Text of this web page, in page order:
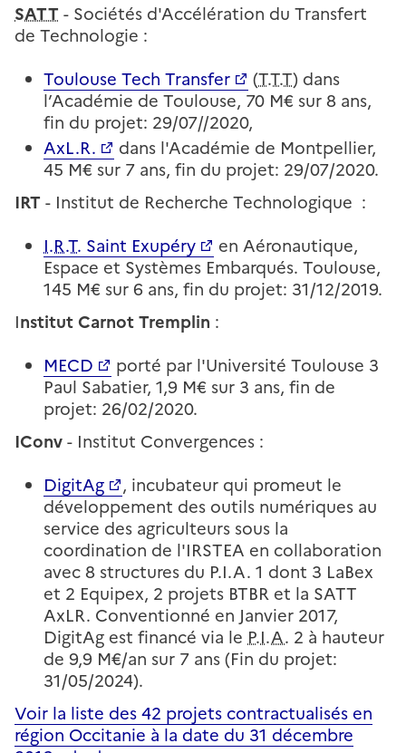
SATT - Sociétés d'Accélération du Transfert
de Technologie :
Toulouse Tech Transfer
(T.T.T) dans
l’Académie de Toulouse, 70 M€ sur 8 ans,
fin du projet: 29/07//2020,
AxL.R.
dans l'Académie de Montpellier,
45 M€ sur 7 ans, fin du projet: 29/07/2020.
IRT - Institut de Recherche Technologique :
I.R.T. Saint Exupéry
en Aéronautique,
Espace et Systèmes Embarqués. Toulouse,
145 M€ sur 6 ans, fin du projet: 31/12/2019.
Institut Carnot Tremplin :
MECD
porté par l'Université Toulouse 3
Paul Sabatier, 1,9 M€ sur 3 ans, fin de
projet: 26/02/2020.
IConv- Institut Convergences :
DigitAg
, incubateur qui promeut le
développement des outils numériques au
service des agriculteurs sous la
coordination de l'IRSTEA en collaboration
avec 8 structures du P.I.A. 1 dont 3 LaBex
et 2 Equipex, 2 projets BTBR et la SATT
AxLR. Conventionné en Janvier 2017,
DigitAg est financé via le P.I.A. 2 à hauteur
de 9,9 M€/an sur 7 ans (Fin du projet:
31/05/2024).
Fichier
Voir la liste des 42 projets contractualisés en
région Occitanie à la date du 31 décembre